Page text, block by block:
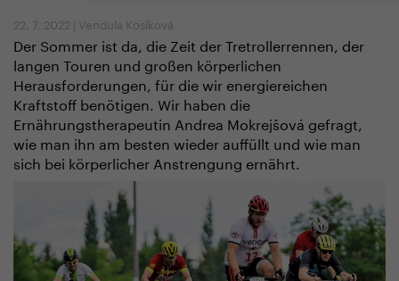
22. 7. 2022 | Vendula Kosíková
Der Sommer ist da, die Zeit der Tretrollerrennen, der
langen Touren und großen körperlichen
Herausforderungen, für die wir energiereichen
Kraftstoff benötigen. Wir haben die
Ernährungstherapeutin Andrea Mokrejšová gefragt,
wie man ihn am besten wieder auffüllt und wie man
sich bei körperlicher Anstrengung ernährt.